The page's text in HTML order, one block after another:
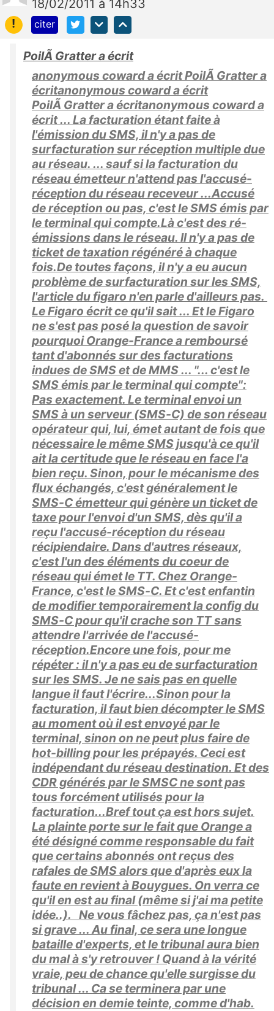
18/02/2011 à 14h33
!
citer
PoilÃ Gratter a écrit
anonymous coward a écrit PoilÃ Gratter a
écritanonymous coward a écrit
PoilÃ Gratter a écritanonymous coward a
écrit ... La facturation étant faite à
l'émission du SMS, il n'y a pas de
surfacturation sur réception multiple due
au réseau. ... sauf si la facturation du
réseau émetteur n'attend pas l'accusé-
réception du réseau receveur ...Accusé
de réception ou pas, c'est le SMS émis par
le terminal qui compte.Là c'est des ré-
émissions dans le réseau. Il n'y a pas de
ticket de taxation régénéré à chaque
fois.De toutes façons, il n'y a eu aucun
problème de surfacturation sur les SMS,
l'article du figaro n'en parle d'ailleurs pas.
Le Figaro écrit ce qu'il sait ... Et le Figaro
ne s'est pas posé la question de savoir
pourquoi Orange-France a remboursé
tant d'abonnés sur des facturations
indues de SMS et de MMS ... "... c'est le
SMS émis par le terminal qui compte":
Pas exactement. Le terminal envoi un
SMS à un serveur (SMS-C) de son réseau
opérateur qui, lui, émet autant de fois que
nécessaire le même SMS jusqu'à ce qu'il
ait la certitude que le réseau en face l'a
bien reçu. Sinon, pour le mécanisme des
flux échangés, c'est généralement le
SMS-C émetteur qui génère un ticket de
taxe pour l'envoi d'un SMS, dès qu'il a
reçu l'accusé-réception du réseau
récipiendaire. Dans d'autres réseaux,
c'est l'un des éléments du coeur de
réseau qui émet le TT. Chez Orange-
France, c'est le SMS-C. Et c'est enfantin
de modifier temporairement la config du
SMS-C pour qu'il crache son TT sans
attendre l'arrivée de l'accusé-
réception.Encore une fois, pour me
répéter : il n'y a pas eu de surfacturation
sur les SMS. Je ne sais pas en quelle
langue il faut l'écrire...Sinon pour la
facturation, il faut bien décompter le SMS
au moment où il est envoyé par le
terminal, sinon on ne peut plus faire de
hot-billing pour les prépayés. Ceci est
indépendant du réseau destination. Et des
CDR générés par le SMSC ne sont pas
tous forcément utilisés pour la
facturation...Bref tout ça est hors sujet.
La plainte porte sur le fait que Orange a
été désigné comme responsable du fait
que certains abonnés ont reçus des
rafales de SMS alors que d'après eux la
faute en revient à Bouygues. On verra ce
qu'il en est au final (même si j'ai ma petite
idée..). Ne vous fâchez pas, ça n'est pas
si grave ... Au final, ce sera une longue
bataille d'experts, et le tribunal aura bien
du mal à s'y retrouver ! Quand à la vérité
vraie, peu de chance qu'elle surgisse du
tribunal ... Ca se terminera par une
décision en demie teinte, comme d'hab.